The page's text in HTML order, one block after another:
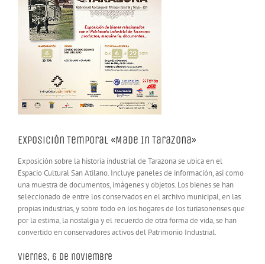
Exposición Temporal «Made In Tarazona»
Exposición sobre la historia industrial de Tarazona se ubica en el
Espacio Cultural San Atilano. Incluye paneles de información, así como
una muestra de documentos, imágenes y objetos. Los bienes se han
seleccionado de entre los conservados en el archivo municipal, en las
propias industrias, y sobre todo en los hogares de los turiasonenses que
por la estima, la nostalgia y el recuerdo de otra forma de vida, se han
convertido en conservadores activos del Patrimonio Industrial.
Viernes, 6 de noviembre